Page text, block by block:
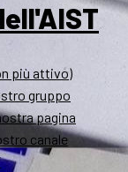
più attivo)
gruppo
pagina
canale